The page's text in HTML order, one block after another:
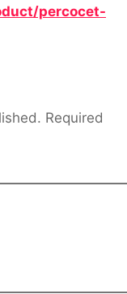
percocet-
Required